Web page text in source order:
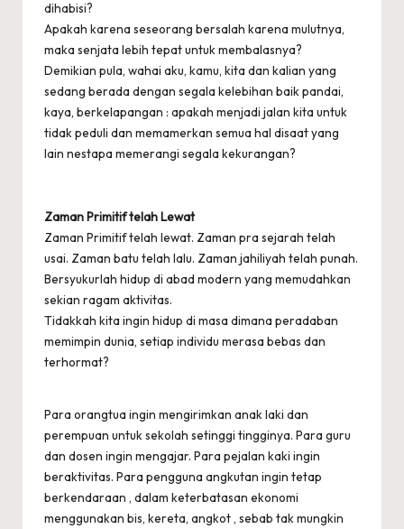
dihabisi?
Apakah karena seseorang bersalah karena mulutnya,
maka senjata lebih tepat untuk membalasnya?
Demikian pula, wahai aku, kamu, kita dan kalian yang
sedang berada dengan segala kelebihan baik pandai,
kaya, berkelapangan : apakah menjadi jalan kita untuk
tidak peduli dan memamerkan semua hal disaat yang
lain nestapa memerangi segala kekurangan?
Zaman Primitif telah Lewat
Zaman Primitif telah lewat. Zaman pra sejarah telah
usai. Zaman batu telah lalu. Zaman jahiliyah telah punah.
Bersyukurlah hidup di abad modern yang memudahkan
sekian ragam aktivitas.
Tidakkah kita ingin hidup di masa dimana peradaban
memimpin dunia, setiap individu merasa bebas dan
terhormat?
Para orangtua ingin mengirimkan anak laki dan
perempuan untuk sekolah setinggi tingginya. Para guru
dan dosen ingin mengajar. Para pejalan kaki ingin
beraktivitas. Para pengguna angkutan ingin tetap
berkendaraan , dalam keterbatasan ekonomi
menggunakan bis, kereta, angkot , sebab tak mungkin